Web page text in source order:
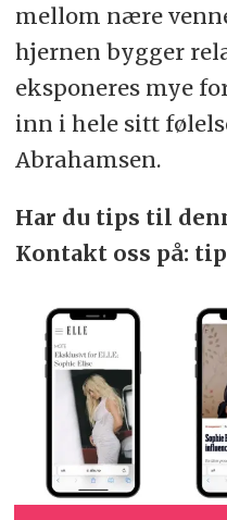
mellom nære
hjernen bygger
eksponeres mye
inn i hele sitt
Abrahamsen.
Har du tips til
Kontakt oss på: